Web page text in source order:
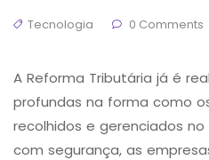
Tecnologia
0 Comments
A Reforma Tributária já é
profundas na forma como
recolhidos e gerenciados
com segurança, as